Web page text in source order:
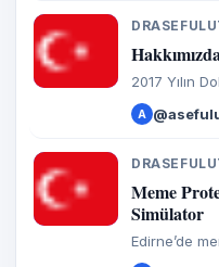
D
2017 Yılın
Edirne’deki
estetiği, yüz
A
D
Meme
Simülator
Edirne’de
ile yeni